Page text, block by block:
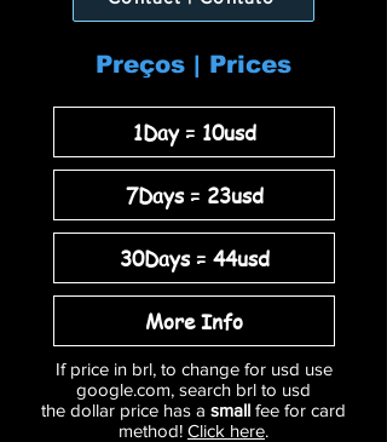
Preços | Prices
1Day = 10usd
7Days = 23usd
30Days = 44usd
More Info
If price in brl, to change for usd use
google.com, search brl to usd
the dollar price has a small fee for card
method! Click here.